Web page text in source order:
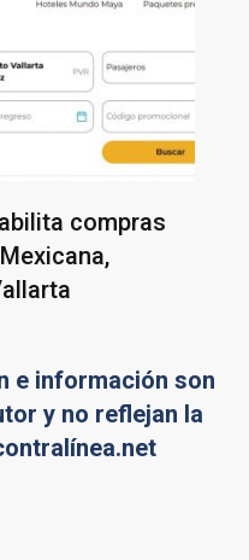
compras
e información son
y no reflejan la